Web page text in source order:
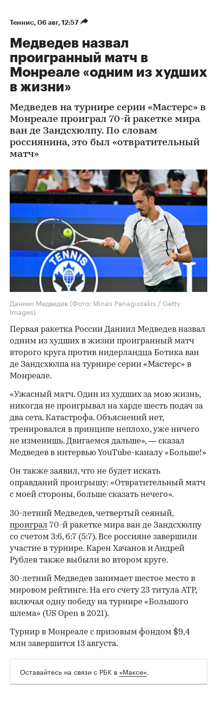
Теннис 06 авг, 12:57
Медведев назвал
проигранный матч в
Монреале «одним из худших
в жизни»
Медведев на турнире серии «Мастерс» в
Монреале проиграл 70-й ракетке мира
ван де Зандсхюлпу. По словам
россиянина, это был «отвратительный
матч»
Даниил Медведев (Фото: Minas Panagiotakis / Getty
Images)
Первая ракетка России Даниил Медведев назвал
одним из худших в жизни проигранный матч
второго круга против нидерландца Ботика ван
де Зандсхюлпа на турнире серии «Мастерс» в
Монреале.
«Ужасный матч. Один из худших за мою жизнь,
никогда не проигрывал на харде шесть подач за
два сета. Катастрофа. Объяснений нет,
тренировался в принципе неплохо, уже ничего
не изменишь. Двигаемся дальше», — сказал
Медведев в интервью YouTube-каналу «Больше!»
Он также заявил, что не будет искать
оправданий проигрышу: «Отвратительный матч
с моей стороны, больше сказать нечего».
00:00 00:00
30-летний Медведев, четвертый сеяный,
проиграл 70-й ракетке мира ван де Зандсхюлпу
со счетом 3:6, 6:7 (5:7). Все россияне завершили
участие в турнире. Карен Хачанов и Андрей
Рублев также выбыли во втором круге.
30-летний Медведев занимает шестое место в
мировом рейтинге. На его счету 23 титула ATP,
включая одну победу на турнире «Большого
шлема» (US Open в 2021).
Турнир в Монреале с призовым фондом $9,4
млн завершится 13 августа.
Оставайтесь на связи с РБК в «Максе».